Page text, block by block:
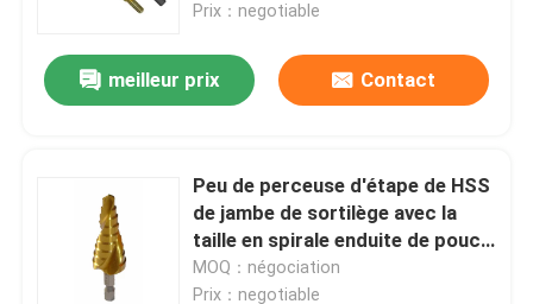
Produits
Au sujet de nous
Prix：negotiable
meilleur prix Contact
Peu de perceuse d'étape de HSS
de jambe de sortilège avec la
taille en spirale enduite de pouce
de cannelure de titane
MOQ：négociation
Prix：negotiable